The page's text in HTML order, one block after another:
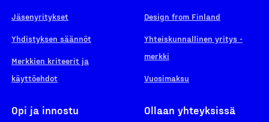
Jäsenyritykset
Yhdistyksen säännöt
Merkkien kriteerit ja
käyttöehdot
Design from Finland
Yhteiskunnallinen yritys -
merkki
Vuosimaksu
Opi ja innostu Ollaan yhteyksissä